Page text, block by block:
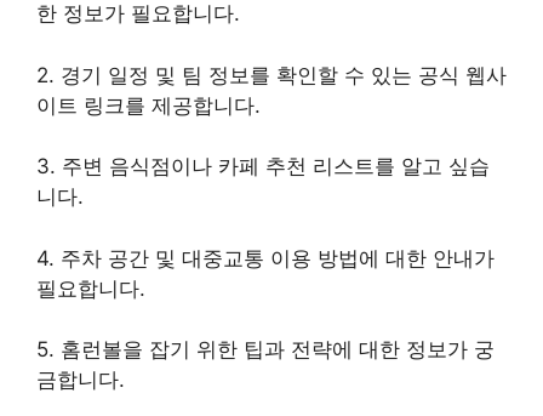
한 정보가 필요합니다.
2. 경기 일정 및 팀 정보를 확인할 수 있는 공식 웹사
이트 링크를 제공합니다.
3. 주변 음식점이나 카페 추천 리스트를 알고 싶습
니다.
4. 주차 공간 및 대중교통 이용 방법에 대한 안내가
필요합니다.
5. 홈런볼을 잡기 위한 팁과 전략에 대한 정보가 궁
금합니다.